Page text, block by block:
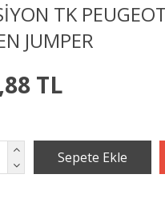
TK
JUMPER
TL